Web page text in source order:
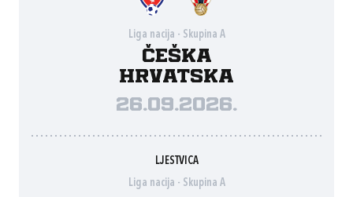
Liga nacija - Skupina A
Češka
Hrvatska
26.09.2026.
LJESTVICA
Liga nacija - Skupina A